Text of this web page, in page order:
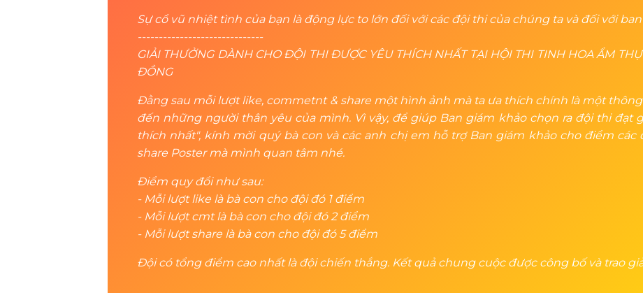
Sự cổ vũ nhiệt tình của bạn là động lực to lớn đối với các đội thi của chúng ta và đối với
------------------------------
GIẢI THƯỞNG DÀNH CHO ĐỘI THI ĐƯỢC YÊU THÍCH NHẤT TẠI HỘI THI TINH HOA ẨM
ĐỒNG
Đằng sau mỗi lượt like, commetnt & share một hình ảnh mà ta ưa thích chính là một
đến những người thân yêu của mình. Vì vậy, để giúp Ban giám khảo chọn ra đội thi đạt
thích nhất", kính mời quý bà con và các anh chị em hỗ trợ Ban giám khảo cho điểm các
share Poster mà mình quan tâm nhé.
Điểm quy đổi như sau:
- Mỗi lượt like là bà con cho đội đó 1 điểm
- Mỗi lượt cmt là bà con cho đội đó 2 điểm
- Mỗi lượt share là bà con cho đội đó 5 điểm
Đội có tổng điểm cao nhất là đội chiến thắng. Kết quả chung cuộc được công bố và trao